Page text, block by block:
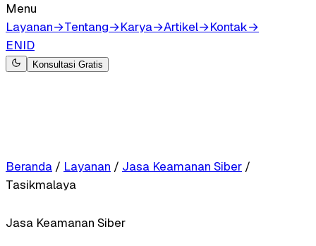
Menu
Layanan→Tentang→Karya→Artikel→Kontak→
ENID
Konsultasi Gratis
Beranda / Layanan / Jasa Keamanan Siber /
Tasikmalaya
Jasa Keamanan Siber